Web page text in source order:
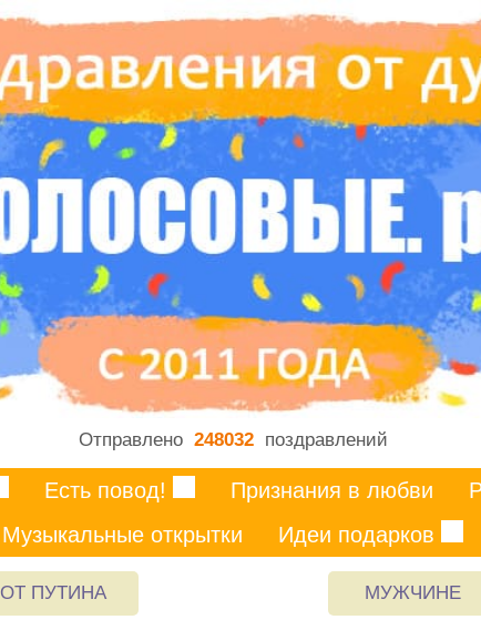
Отправлено 248032 поздравлений
Есть повод! Признания в любви
Музыкальные открытки
Идеи подарков
ОТ ПУТИНА МУЖЧИНЕ